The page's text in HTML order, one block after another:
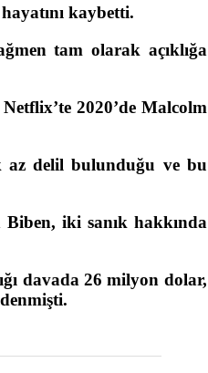
kaybetti.
tam olarak açıklığa
2020’de Malcolm
az delil bulunduğu ve bu
Biben, iki sanık hakkında
davada 26 milyon dolar,